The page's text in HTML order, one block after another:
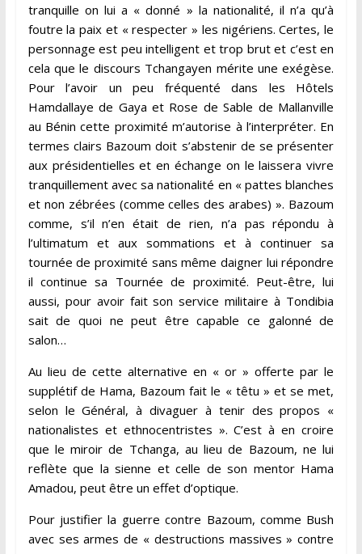
tranquille on lui a « donné » la nationalité, il n’a qu’à
foutre la paix et « respecter » les nigériens. Certes, le
personnage est peu intelligent et trop brut et c’est en
cela que le discours Tchangayen mérite une exégèse.
Pour l’avoir un peu fréquenté dans les Hôtels
Hamdallaye de Gaya et Rose de Sable de Mallanville
au Bénin cette proximité m’autorise à l’interpréter. En
termes clairs Bazoum doit s’abstenir de se présenter
aux présidentielles et en échange on le laissera vivre
tranquillement avec sa nationalité en « pattes blanches
et non zébrées (comme celles des arabes) ». Bazoum
comme, s’il n’en était de rien, n’a pas répondu à
l’ultimatum et aux sommations et à continuer sa
tournée de proximité sans même daigner lui répondre
il continue sa Tournée de proximité. Peut-être, lui
aussi, pour avoir fait son service militaire à Tondibia
sait de quoi ne peut être capable ce galonné de
salon…
Au lieu de cette alternative en « or » offerte par le
supplétif de Hama, Bazoum fait le « têtu » et se met,
selon le Général, à divaguer à tenir des propos «
nationalistes et ethnocentristes ». C’est à en croire
que le miroir de Tchanga, au lieu de Bazoum, ne lui
reflète que la sienne et celle de son mentor Hama
Amadou, peut être un effet d’optique.
Pour justifier la guerre contre Bazoum, comme Bush
avec ses armes de « destructions massives » contre